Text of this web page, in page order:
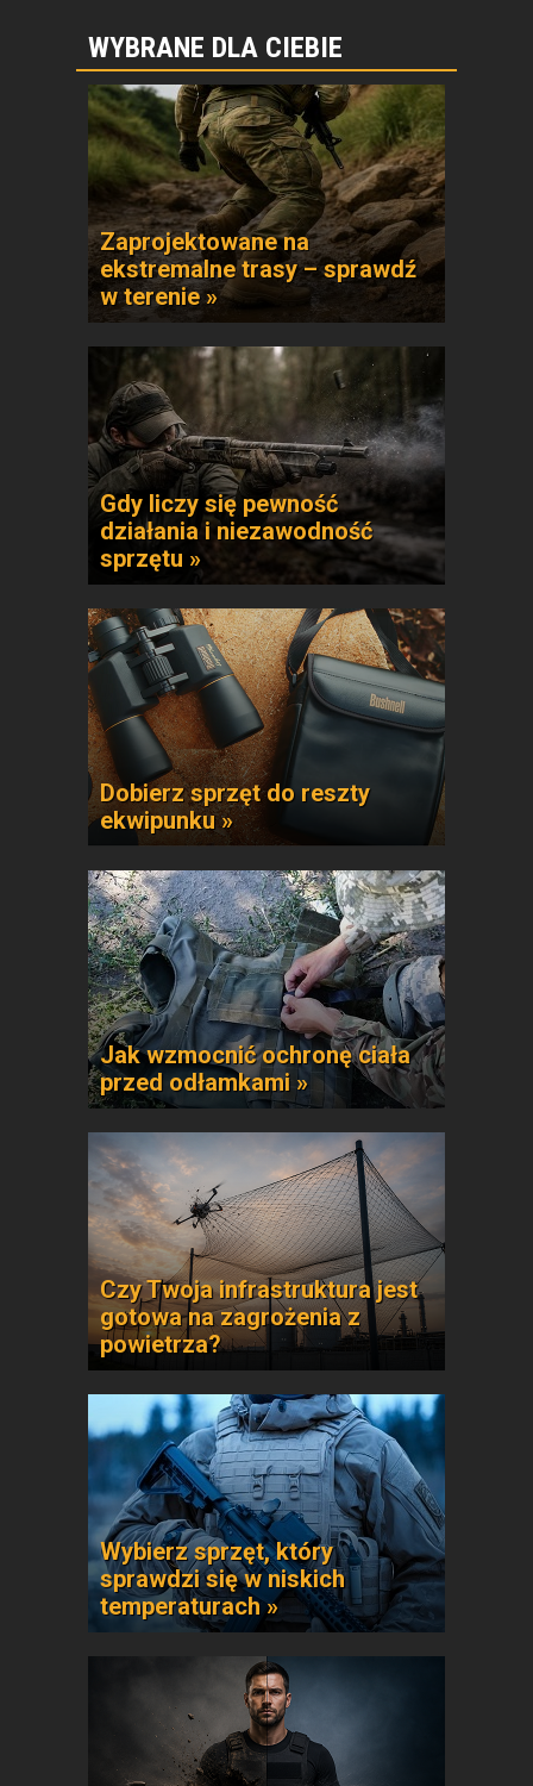
WYBRANE DLA CIEBIE
Zaprojektowane na
ekstremalne trasy – sprawdź
w terenie »
Gdy liczy się pewność
działania i niezawodność
sprzętu »
Dobierz sprzęt do reszty
ekwipunku »
Jak wzmocnić ochronę ciała
przed odłamkami »
Czy Twoja infrastruktura jest
gotowa na zagrożenia z
powietrza?
Wybierz sprzęt, który
sprawdzi się w niskich
temperaturach »